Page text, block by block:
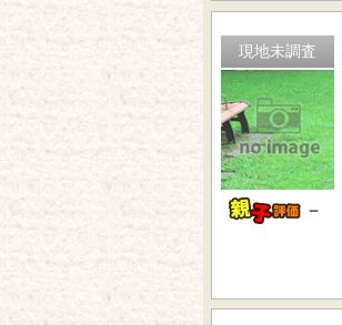
現地未調査
－